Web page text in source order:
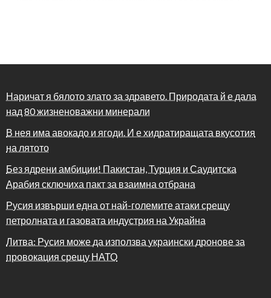
Наричат я бялото злато за здравето. Природата й е дала
над 80 жизненоважни минерали
В нея има авокадо и ягоди. И е хидратиращата вкусотия
на лятото
Без ядрени амбиции! Пакистан, Турция и Саудитска
Арабия сключиха пакт за взаимна отбрана
Русия извърши една от най-големите атаки срещу
петролната и газовата индустрия на Украйна
Литва: Русия може да използва украински дронове за
провокация срещу НАТО